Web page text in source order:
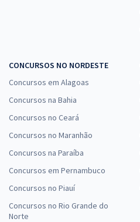
CONCURSOS NO NORDESTE
Concursos em Alagoas
Concursos na Bahia
Concursos no Ceará
Concursos no Maranhão
Concursos na Paraíba
Concursos em Pernambuco
Concursos no Piauí
Concursos no Rio Grande do
Norte